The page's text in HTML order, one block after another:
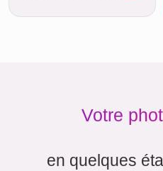
Votre
en quelques